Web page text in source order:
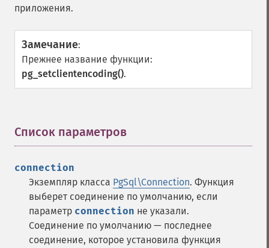
приложения.
Замечание:
Прежнее название функции:
pg_setclientencoding().
Список параметров
connection
Экземпляр класса PgSql\Connection. Функция
выберет соединение по умолчанию, если
параметр connection не указали.
Соединение по умолчанию — последнее
соединение, которое установила функция